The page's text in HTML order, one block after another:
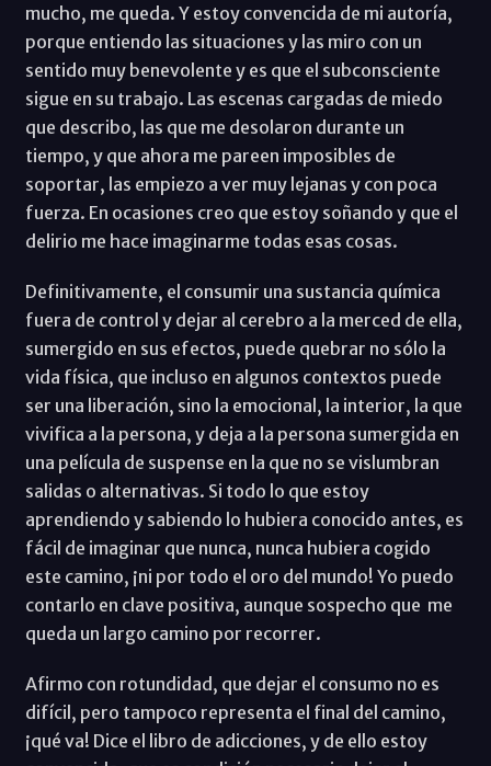
mucho, me queda. Y estoy convencida de mi autoría,
porque entiendo las situaciones y las miro con un
sentido muy benevolente y es que el subconsciente
sigue en su trabajo. Las escenas cargadas de miedo
que describo, las que me desolaron durante un
tiempo, y que ahora me pareen imposibles de
soportar, las empiezo a ver muy lejanas y con poca
fuerza. En ocasiones creo que estoy soñando y que el
delirio me hace imaginarme todas esas cosas.
Definitivamente, el consumir una sustancia química
fuera de control y dejar al cerebro a la merced de ella,
sumergido en sus efectos, puede quebrar no sólo la
vida física, que incluso en algunos contextos puede
ser una liberación, sino la emocional, la interior, la que
vivifica a la persona, y deja a la persona sumergida en
una película de suspense en la que no se vislumbran
salidas o alternativas. Si todo lo que estoy
aprendiendo y sabiendo lo hubiera conocido antes, es
fácil de imaginar que nunca, nunca hubiera cogido
este camino, ¡ni por todo el oro del mundo! Yo puedo
contarlo en clave positiva, aunque sospecho que me
queda un largo camino por recorrer.
Afirmo con rotundidad, que dejar el consumo no es
difícil, pero tampoco representa el final del camino,
¡qué va! Dice el libro de adicciones, y de ello estoy